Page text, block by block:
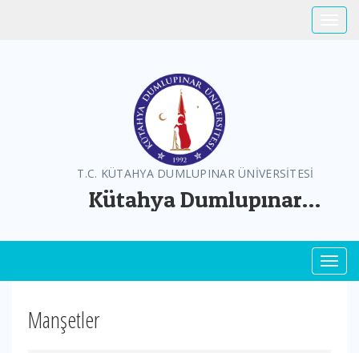
T.C. KÜTAHYA DUMLUPINAR ÜNİVERSİTESİ
Kütahya Dumlupınar
Manşetler